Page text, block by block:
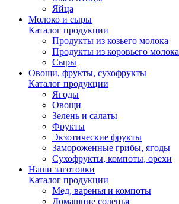
Яйца
Молоко и сыры
Каталог продукции
Продукты из козьего молока
Продукты из коровьего молока
Сыры
Овощи, фрукты, сухофрукты
Каталог продукции
Ягоды
Овощи
Зелень и салаты
Фрукты
Экзотические фрукты
Замороженные грибы, ягоды
Сухофрукты, компоты, орехи
Наши заготовки
Каталог продукции
Мед, варенья и компоты
Домашние соленья